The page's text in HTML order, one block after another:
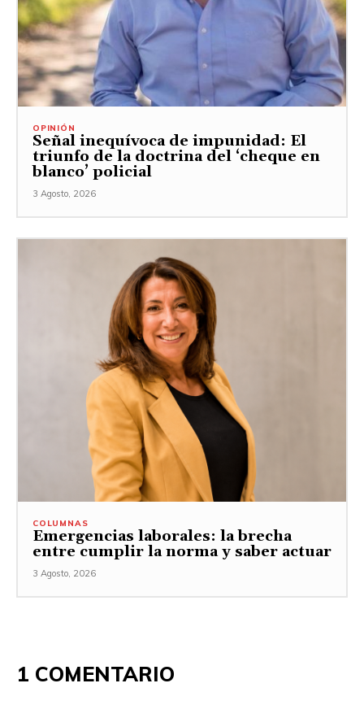
OPINIÓN
Señal inequívoca de impunidad: El
triunfo de la doctrina del ‘cheque en
blanco’ policial
3 Agosto, 2026
COLUMNAS
Emergencias laborales: la brecha
entre cumplir la norma y saber actuar
3 Agosto, 2026
1 COMENTARIO